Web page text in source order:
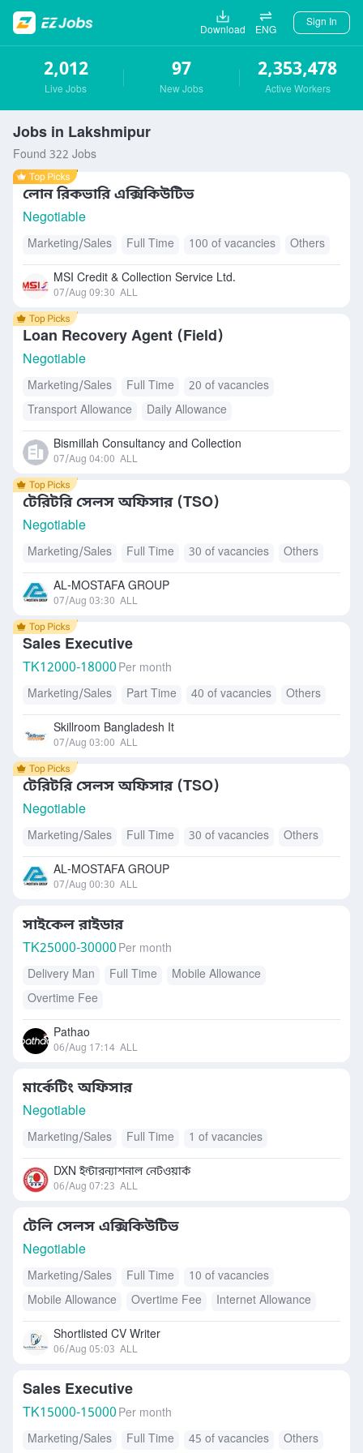
Download ENG
Sign In
2,012
Live Jobs
97
New Jobs
2,353,478
Active Workers
Jobs in Lakshmipur
Found 322 Jobs
লোন রিকভারি এক্সিকিউটিভ
Negotiable
Marketing/Sales Full Time 100 of vacancies Others
MSI Credit & Collection Service Ltd.
07/Aug 09:30 ALL
Loan Recovery Agent (Field)
Negotiable
Marketing/Sales Full Time
20 of vacancies
Transport Allowance
Daily Allowance
Bismillah Consultancy and Collection
07/Aug 04:00 ALL
টেরিটরি সেলস অফিসার (TSO)
Negotiable
Marketing/Sales Full Time 30 of vacancies Others
AL-MOSTAFA GROUP
07/Aug 03:30 ALL
Sales Executive
TK12000-18000 Per month
Marketing/Sales
Part Time 40 of vacancies Others
Skillroom Bangladesh It
07/Aug 03:00 ALL
টেরিটরি সেলস অফিসার (TSO)
Negotiable
Marketing/Sales Full Time 30 of vacancies Others
AL-MOSTAFA GROUP
07/Aug 00:30 ALL
সাইকেল রাইডার
TK25000-30000 Per month
Delivery Man
Full Time
Mobile Allowance
Overtime Fee
Pathao
06/Aug 17:14 ALL
মার্কেটিং অফিসার
Negotiable
Marketing/Sales Full Time 1 of vacancies
DXN ইন্টারন্যাশনাল নেটওয়ার্ক
06/Aug 07:23 ALL
টেলি সেলস এক্সিকিউটিভ
Negotiable
Marketing/Sales Full Time
10 of vacancies
Mobile Allowance
Overtime Fee Internet Allowance
Shortlisted CV Writer
06/Aug 05:03 ALL
Sales Executive
TK15000-15000 Per month
Marketing/Sales
Full Time 45 of vacancies Others